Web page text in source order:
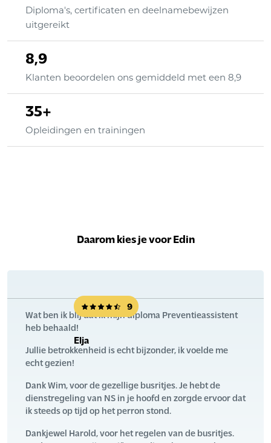
Diploma's, certificaten en deelnamebewijzen
uitgereikt
8,9
Klanten beoordelen ons gemiddeld met een 8,9
35+
Opleidingen en trainingen
Daarom kies je voor Edin
Elja
9
Wat ben ik blij dat ik mijn diploma Preventieassistent
heb behaald!
Jullie betrokkenheid is echt bijzonder, ik voelde me
echt gezien!
Dank Wim, voor de gezellige busritjes. Je hebt de
dienstregeling van NS in je hoofd en zorgde ervoor dat
ik steeds op tijd op het perron stond.
Dankjewel Harold, voor het regelen van de busritjes.